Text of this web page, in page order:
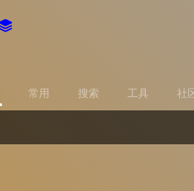
常用 搜索 工具 社